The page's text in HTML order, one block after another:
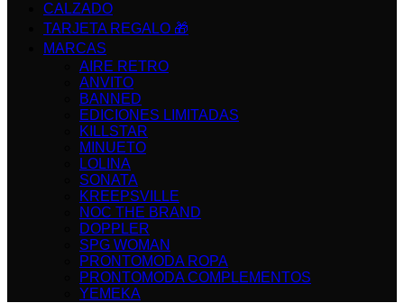
CALZADO
TARJETA REGALO 🎁
MARCAS
AIRE RETRO
ANVITO
BANNED
EDICIONES LIMITADAS
KILLSTAR
MINUETO
LOLINA
SONATA
KREEPSVILLE
NOC THE BRAND
DOPPLER
SPG WOMAN
PRONTOMODA ROPA
PRONTOMODA COMPLEMENTOS
YEMEKA